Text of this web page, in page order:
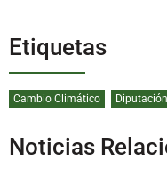
Etiquetas
Cambio Climático Diputación
Noticias